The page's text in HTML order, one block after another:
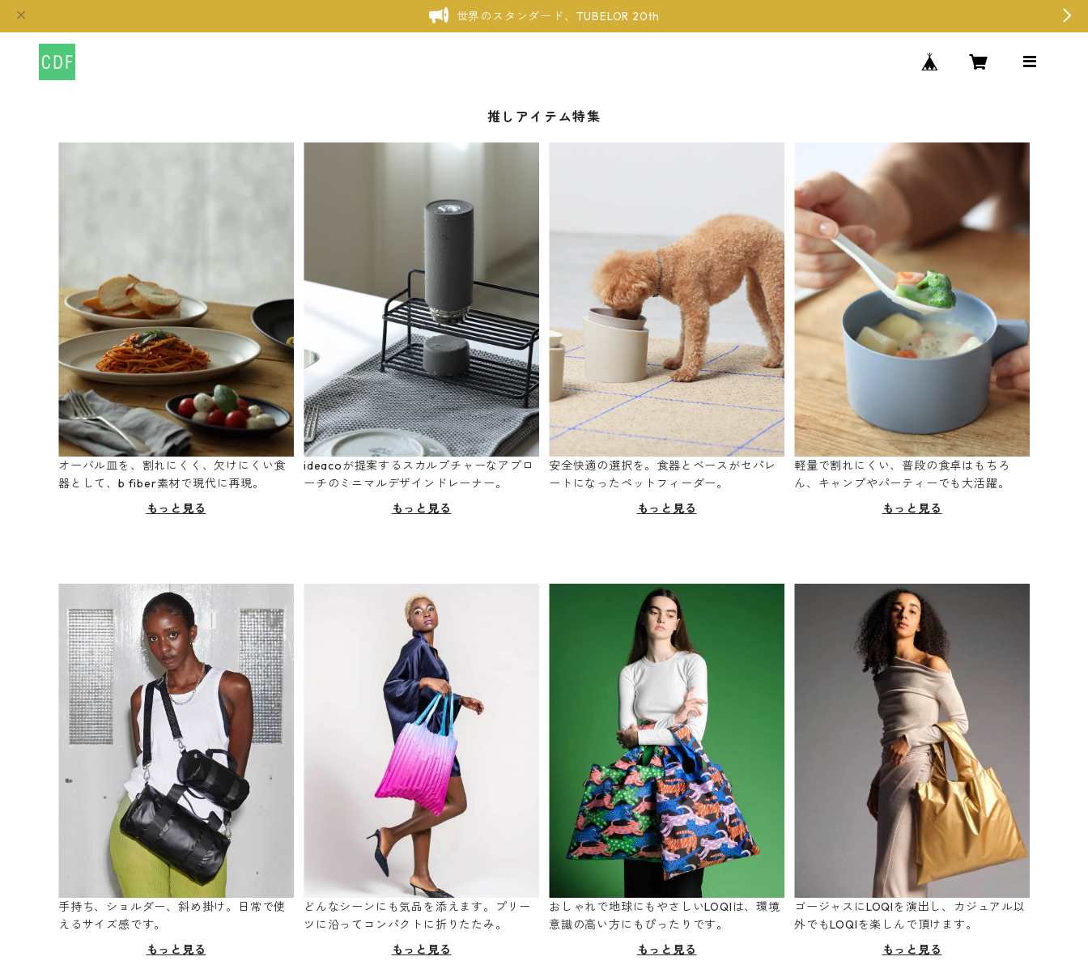
世界のスタンダード、TUBELOR 20th
推しアイテム特集
オーバル皿を、割れにくく、欠けにくい食
器として、b fiber素材で現代に再現。
もっと見る
ideacoが提案するスカルプチャーなアプロ
ーチのミニマルデザインドレーナー。
もっと見る
安全快適の選択を。食器とベースがセパレ
ートになったペットフィーダー。
もっと見る
軽量で割れにくい、普段の食卓はもちろ
ん、キャンプやパーティーでも大活躍。
もっと見る
手持ち、ショルダー、斜め掛け。日常で使
えるサイズ感です。
もっと見る
どんなシーンにも気品を添えます。プリー
ツに沿ってコンパクトに折りたたみ。
もっと見る
おしゃれで地球にもやさしいLOQIは、環境
意識の高い方にもぴったりです。
もっと見る
ゴージャスにLOQIを演出し、カジュアル以
外でもLOQIを楽しんで頂けます。
もっと見る